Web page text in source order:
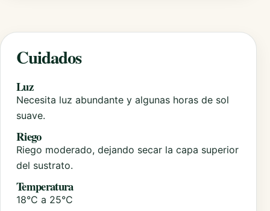
Cuidados
Luz
Necesita luz abundante y algunas horas de sol
suave.
Riego
Riego moderado, dejando secar la capa superior
del sustrato.
Temperatura
18°C a 25°C